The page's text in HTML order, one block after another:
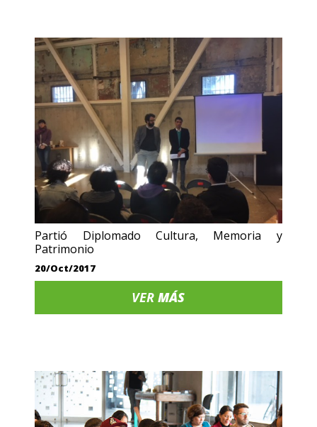
Partió Diplomado Cultura, Memoria y
Patrimonio
20/Oct/2017
VERMÁS